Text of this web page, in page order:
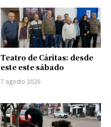
Teatro de Cáritas: desde
este este sábado
7 agosto 2026